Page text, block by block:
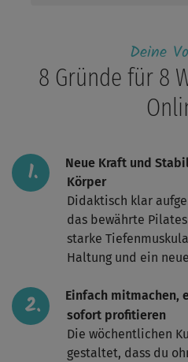
Deine
8 Gründe für 8
Neue Kraft und
Körper
Didaktisch klar
das bewährte
starke
Haltung und ein
Einfach mitmachen,
sofort profitieren
Die wöchentlichen
gestaltet, dass du